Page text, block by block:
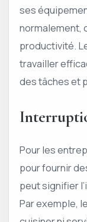
ses
normalement,
productivité.
travailler
des tâches et
Pour les
pour fournir
peut signifier
Par exemple,